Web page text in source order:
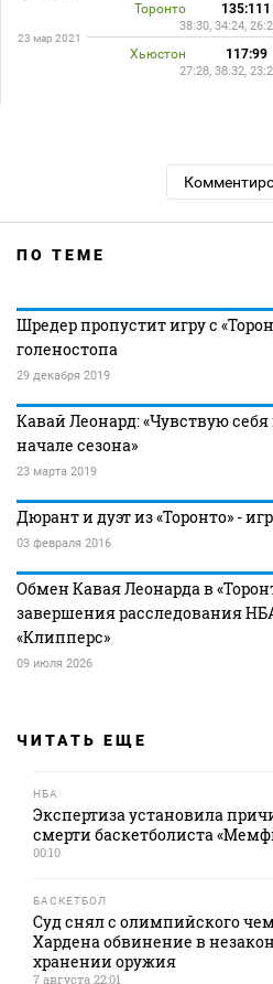
Торонто 135:111
38:30, 34:24,
23 мар 2021
Хьюстон 117:99
27:28, 38:32,
ПО ТЕМЕ
Шредер пропустит игру с
голеностопа
29 декабря 2019
Кавай Леонард: «Чувствую
начале сезона»
23 марта 2019
Дюрант и дуэт из «Торонто» -
03 февраля 2016
Обмен Кавая Леонарда в
завершения расследования
«Клипперс»
09 июля 2026
ЧИТАТЬ ЕЩЕ
НБА
Экспертиза установила
смерти баскетболиста
00:10
БАСКЕТБОЛ
Суд снял с олимпийского
Хардена обвинение в
хранении оружия
7 августа 22:01